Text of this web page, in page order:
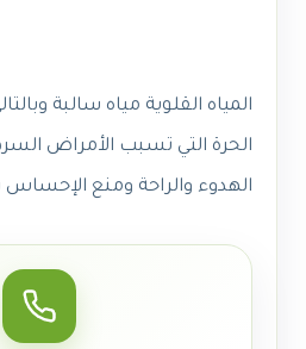
المياه القلوية مياه سالبة
الحرة التي تسبب الأمراض
الهدوء والراحة ومنع الإحساس